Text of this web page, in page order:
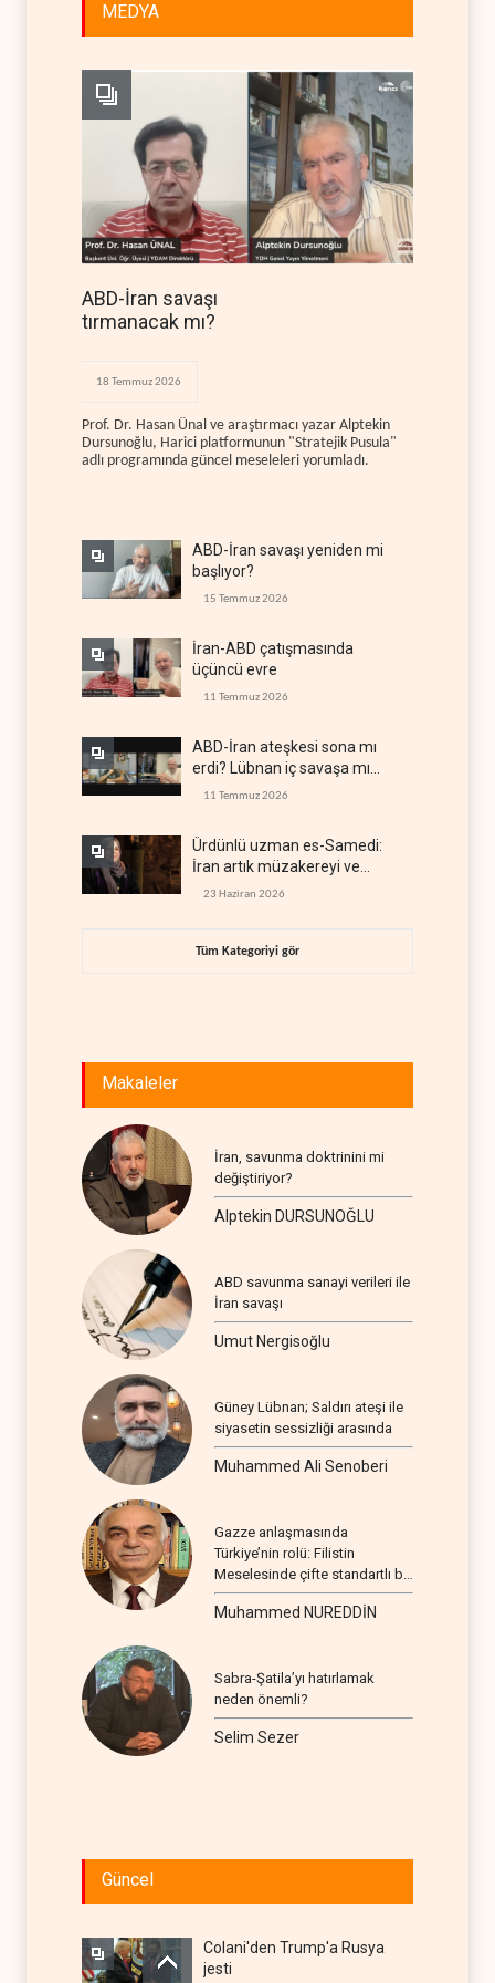
MEDYA
ABD-İran savaşı
tırmanacak mı?
18 Temmuz 2026
Prof. Dr. Hasan Ünal ve araştırmacı yazar Alptekin
Dursunoğlu, Harici platformunun "Stratejik Pusula"
adlı programında güncel meseleleri yorumladı.
ABD-İran savaşı yeniden mi
başlıyor?
15 Temmuz 2026
İran-ABD çatışmasında
üçüncü evre
11 Temmuz 2026
ABD-İran ateşkesi sona mı
erdi? Lübnan iç savaşa mı
gidiyor?
11 Temmuz 2026
Ürdünlü uzman es-Samedi:
İran artık müzakereyi ve
çatışmayı aynı anda yürütüyor
23 Haziran 2026
Tüm Kategoriyi gör
Makaleler
İran, savunma doktrinini mi
değiştiriyor?
Alptekin DURSUNOĞLU
ABD savunma sanayi verileri ile
İran savaşı
Umut Nergisoğlu
Güney Lübnan; Saldırı ateşi ile
siyasetin sessizliği arasında
Muhammed Ali Senoberi
Gazze anlaşmasında
Türkiye’nin rolü: Filistin
Meselesinde çifte standartlı bir
seyir
Muhammed NUREDDİN
Sabra-Şatila’yı hatırlamak
neden önemli?
Selim Sezer
Güncel
Colani'den Trump'a Rusya
jesti